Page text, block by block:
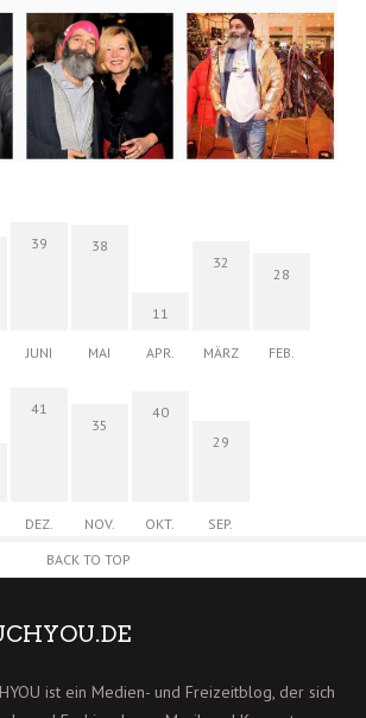
39
JUNI
38
MAI
11
APR.
32
MÄRZ
28
FEB.
41
DEZ.
35
NOV.
40
OKT.
29
SEP.
BACK TO TOP
ist ein Medien- und Freizeitblog, der sich